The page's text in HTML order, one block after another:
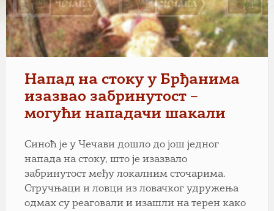
Напад на стоку у Брђанима
изазвао забринутост –
могући нападачи шакали
Синоћ је у Чечави дошло до још једног
напада на стоку, што је изазвало
забринутост међу локалним сточарима.
Стручњаци и ловци из ловачког удружења
одмах су реаговали и изашли на терен како